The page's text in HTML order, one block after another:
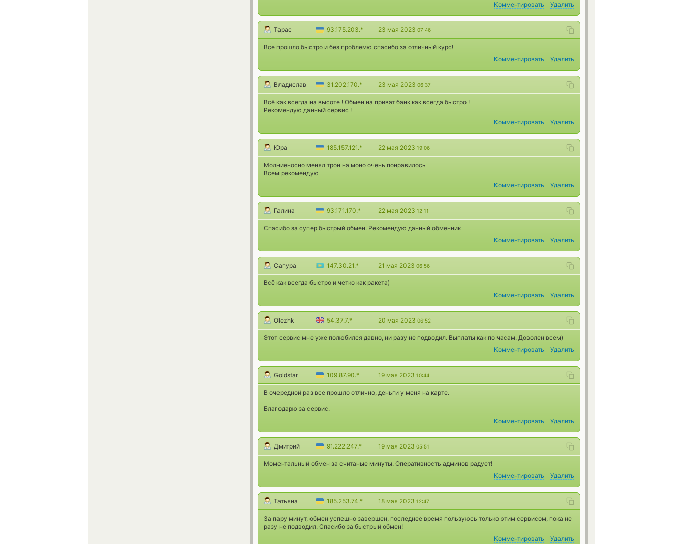
Комментировать
Удалить
Тарас 93.175.203.* 23 мая 2023 07:46
Все прошло быстро и без проблемю спасибо за отличный курс!
Комментировать
Удалить
Владислав 31.202.170.* 23 мая 2023 06:37
Всё как всегда на высоте ! Обмен на приват банк как всегда быстро !
Рекомендую данный сервис !
Комментировать
Удалить
Юра 185.157.121.* 22 мая 2023 19:06
Молниеносно менял трон на моно очень понравилось
Всем рекомендую
Комментировать
Удалить
Галина 93.171.170.* 22 мая 2023 12:11
Спасибо за супер быстрый обмен. Рекомендую данный обменник
Комментировать
Удалить
Сапура 147.30.21.* 21 мая 2023 06:56
Всё как всегда быстро и четко как ракета)
Комментировать
Удалить
Olezhk 54.37.7.* 20 мая 2023 06:52
Этот сервис мне уже полюбился давно, ни разу не подводил. Выплаты как по часам. Доволен всем)
Комментировать
Удалить
Goldstar 109.87.90.* 19 мая 2023 10:44
В очередной раз все прошло отлично, деньги у меня на карте.
Благодарю за сервис.
Комментировать
Удалить
Дмитрий 91.222.247.* 19 мая 2023 05:51
Моментальный обмен за считаные минуты. Оперативность админов радует!
Комментировать
Удалить
Татьяна 185.253.74.* 18 мая 2023 12:47
За пару минут, обмен успешно завершен, последнее время пользуюсь только этим сервисом, пока не
разу не подводил. Спасибо за быстрый обмен!
Комментировать
Удалить